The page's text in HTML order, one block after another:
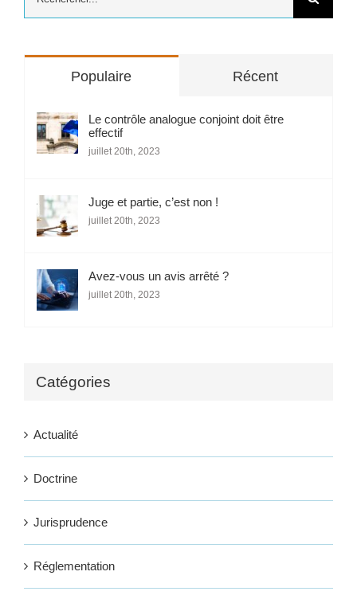
Populaire Récent
Le contrôle analogue conjoint doit être
effectif
juillet 20th, 2023
Juge et partie, c’est non !
juillet 20th, 2023
Avez-vous un avis arrêté ?
juillet 20th, 2023
Catégories
Actualité
Doctrine
Jurisprudence
Réglementation